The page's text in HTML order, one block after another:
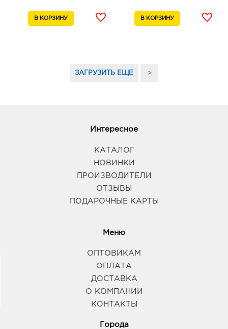
ЗАГРУЗИТЬ ЕЩЕ >
Интересное
КАТАЛОГ
НОВИНКИ
ПРОИЗВОДИТЕЛИ
ОТЗЫВЫ
ПОДАРОЧНЫЕ КАРТЫ
Меню
ОПТОВИКАМ
ОПЛАТА
ДОСТАВКА
О КОМПАНИИ
КОНТАКТЫ
Города